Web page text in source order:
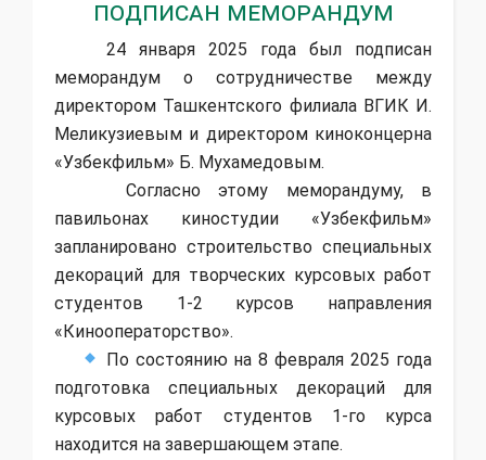
подписан меморандум
24 января 2025 года был подписан
меморандум о сотрудничестве между
директором Ташкентского филиала ВГИК И.
Меликузиевым и директором киноконцерна
«Узбекфильм» Б. Мухамедовым.
Согласно этому меморандуму, в
павильонах киностудии «Узбекфильм»
запланировано строительство специальных
декораций для творческих курсовых работ
студентов 1-2 курсов направления
«Кинооператорство».
По состоянию на 8 февраля 2025 года
подготовка специальных декораций для
курсовых работ студентов 1-го курса
находится на завершающем этапе.